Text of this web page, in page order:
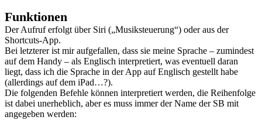
Funktionen
Der Aufruf erfolgt über Siri („Musiksteuerung“) oder aus der
Shortcuts-App.
Bei letzterer ist mir aufgefallen, dass sie meine Sprache – zumindest
auf dem Handy – als Englisch interpretiert, was eventuell daran
liegt, dass ich die Sprache in der App auf Englisch gestellt habe
(allerdings auf dem iPad…?).
Die folgenden Befehle können interpretiert werden, die Reihenfolge
ist dabei unerheblich, aber es muss immer der Name der SB mit
angegeben werden: